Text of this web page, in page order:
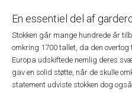
En essentiel del af
Stokken går mange hundrede år
omkring 1700 tallet, da den
Europa udskiftede nemlig deres
gav en solid støtte, når de skulle
statement udviste stokken dog